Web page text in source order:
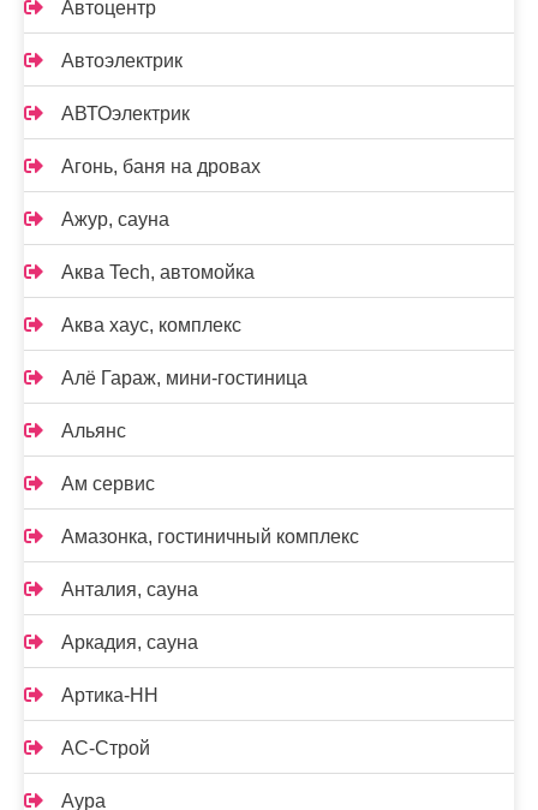
Автоцентр
Автоэлектрик
АВТОэлектрик
Агонь, баня на дровах
Ажур, сауна
Аква Tech, автомойка
Аква хаус, комплекс
Алё Гараж, мини-гостиница
Альянс
Ам сервис
Амазонка, гостиничный комплекс
Анталия, сауна
Аркадия, сауна
Артика-НН
АС-Строй
Аура